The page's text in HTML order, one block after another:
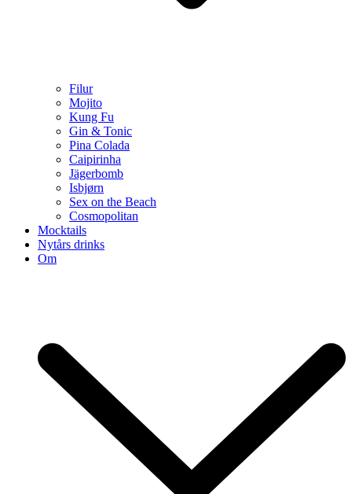
Filur
Mojito
Kung Fu
Gin & Tonic
Pina Colada
Caipirinha
Jägerbomb
Isbjørn
Sex on the Beach
Cosmopolitan
Mocktails
Nytårs drinks
Om